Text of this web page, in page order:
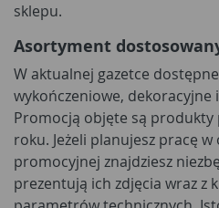
sklepu.
Asortyment
W aktualnej gazetce
wykończeniowe, dekoracyjne
Promocją objęte są
roku. Jeżeli planujesz pracę
promocyjnej znajdziesz
prezentują ich zdjęcia wraz z